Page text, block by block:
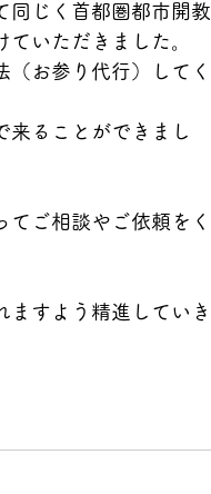
同じく首都圏都市開教
いただきました。
お参り代行）してく
来ることができまし
ご相談やご依頼をく
ますよう精進していき